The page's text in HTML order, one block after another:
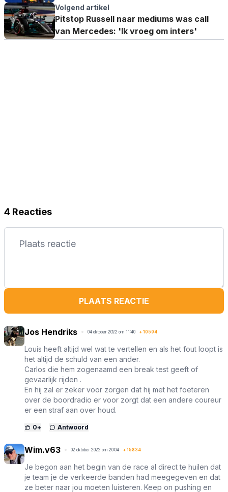
Volgend artikel
Pitstop Russell naar mediums was call
van Mercedes: 'Ik vroeg om inters'
4 Reacties
PLAATS REACTIE
Jos Hendriks 04 oktober 2022 om 11:40 + 10594
Louis heeft altijd wel wat te vertellen en als het fout loopt is
het altijd de schuld van een ander.
Carlos die hem zogenaamd een break test geeft of
gevaarlijk rijden .
En hij zal er zeker voor zorgen dat hij met het foeteren
over de boordradio er voor zorgt dat een andere coureur
er een straf aan over houd.
0+ Antwoord
Wim.v63 02 oktober 2022 om 20:04 + 15834
Je begon aan het begin van de race al direct te huilen dat
je team je de verkeerde banden had meegegeven en dat
ze beter naar jou moeten luisteren. Keep on pushing en